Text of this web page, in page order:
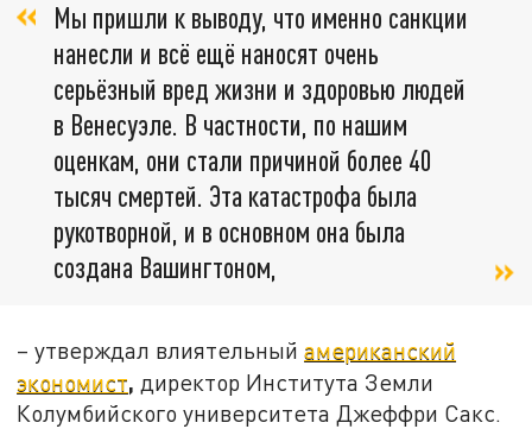
Мы пришли к выводу, что именно санкции
нанесли и всё ещё наносят очень
серьёзный вред жизни и здоровью людей
в Венесуэле. В частности, по нашим
оценкам, они стали причиной более 40
тысяч смертей. Эта катастрофа была
рукотворной, и в основном она была
создана Вашингтоном,
– утверждал влиятельныйамериканский
экономист, директор Института Земли
Колумбийского университета Джеффри Сакс.